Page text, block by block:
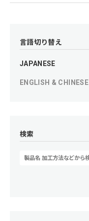
言語切り替え
JAPANESE
ENGLISH & CHINESE
検索